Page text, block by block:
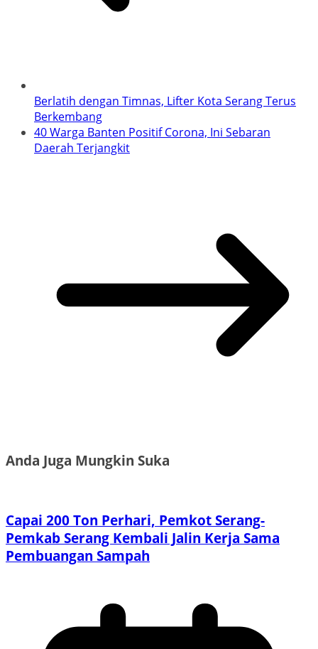
Berlatih dengan Timnas, Lifter Kota Serang Terus
Berkembang
40 Warga Banten Positif Corona, Ini Sebaran
Daerah Terjangkit
Anda Juga Mungkin Suka
Capai 200 Ton Perhari, Pemkot Serang-
Pemkab Serang Kembali Jalin Kerja Sama
Pembuangan Sampah